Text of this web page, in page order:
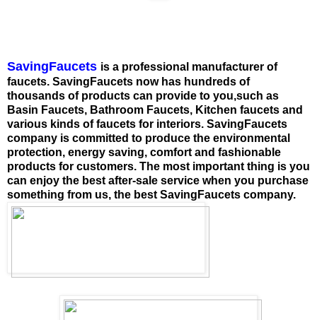
SavingFaucets is a professional manufacturer of
faucets. SavingFaucets now has hundreds of
thousands of products can provide to you,such as
Basin Faucets, Bathroom Faucets, Kitchen faucets and
various kinds of faucets for interiors. SavingFaucets
company is committed to produce the environmental
protection, energy saving, comfort and fashionable
products for customers. The most important thing is you
can enjoy the best after-sale service when you purchase
something from us, the best SavingFaucets company.